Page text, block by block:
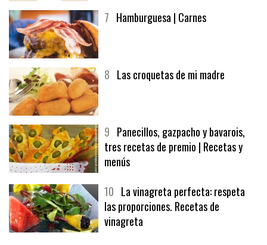
7 Hamburguesa | Carnes
8 Las croquetas de mi madre
9 Panecillos, gazpacho y bavarois,
tres recetas de premio | Recetas y
menús
10 La vinagreta perfecta: respeta
las proporciones. Recetas de
vinagreta